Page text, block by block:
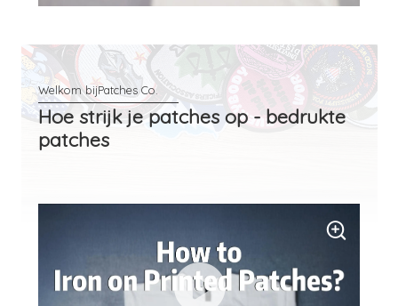
Hoe strijk je patches op - bedrukte
patches